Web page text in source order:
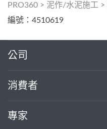
PRO360 > 泥作/水泥施工 >
編號：4510619
公司
消費者
專家